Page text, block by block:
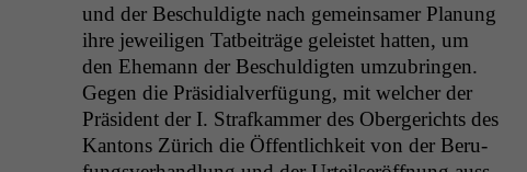
und der Beschuldigte nach gemein­samer Pla­nung
ihre jew­eili­gen Tat­beiträge geleis­tet hat­ten, um
den Ehe­mann der Beschuldigten umzubrin­gen.
Gegen die Prä­sidi­alver­fü­gung, mit welch­er der
Präsi­dent der I. Strafkam­mer des Oberg­erichts des
Kan­tons Zürich die Öffentlichkeit von der Beru­